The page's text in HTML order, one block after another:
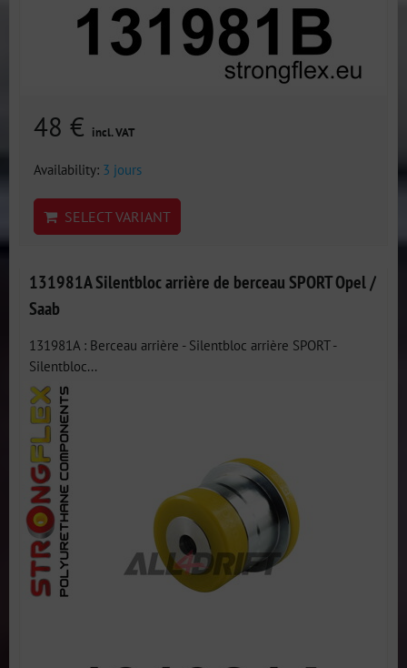
48 € incl. VAT
Availability: 3 jours
SELECT VARIANT
131981A Silentbloc arrière de berceau SPORT Opel /
Saab
131981A : Berceau arrière - Silentbloc arrière SPORT -
Silentbloc...